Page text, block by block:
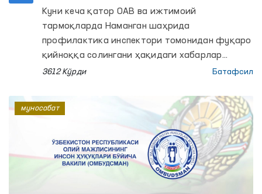
Омбудсман назоратига олинган
Куни кеча қатор ОАВ ва ижтимоий
тармоқларда Наманган шаҳрида
профилактика инспектори томонидан фуқаро
қийноққа солингани ҳақидаги хабарлар
тарқалди.
3612 Кўрди Батафсил
муносабат